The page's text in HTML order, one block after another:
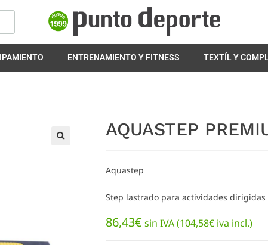
ENTRENAMIENTO Y FITNESS TEXTÍL Y
AQUASTEP
Aquastep
Step lastrado para actividades dirigidas
86,43€ sin IVA (104,58€iva incl.)